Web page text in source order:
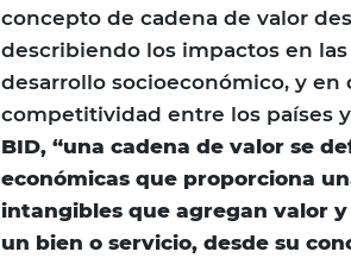
concepto de cadena de valor
describiendo los impactos en
desarrollo socioeconómico, y
competitividad entre los países
BID, “una cadena de valor se
económicas que proporciona
intangibles que agregan valor
un bien o servicio, desde su